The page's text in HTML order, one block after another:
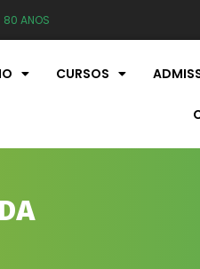
80 ANOS
CURSOS